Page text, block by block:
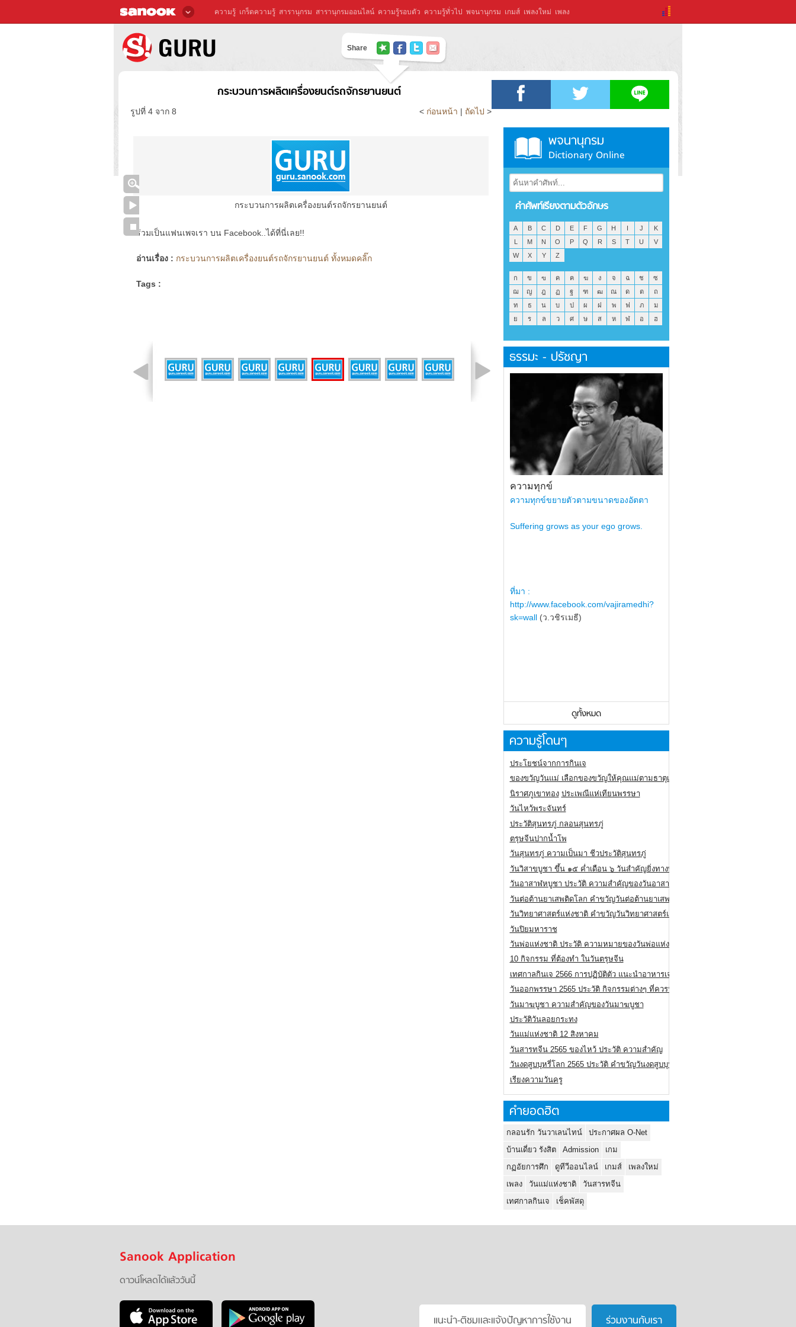
ความรู้ เกร็ดความรู้ สารานุกรม สารานุกรมออนไลน์ ความรู้รอบตัว ความรู้ทั่วไป พจนานุกรม เกมส์ เพลงใหม่ เพลง
Share
กระบวนการผลิตเครื่องยนต์รถจักรยานยนต์
รูปที่ 4 จาก 8 < ก่อนหน้า | ถัดไป >
กระบวนการผลิตเครื่องยนต์รถจักรยานยนต์
ร่วมเป็นแฟนเพจเรา บน Facebook..ได้ที่นี่เลย!!
อ่านเรื่อง : กระบวนการผลิตเครื่องยนต์รถจักรยานยนต์ ทั้งหมดคลิ๊ก
Tags :
พจนานุกรม
Dictionary Online
คำศัพท์เรียงตามตัวอักษร
A B C D E F G H I J
K
L
M N O P Q R S T U
V
W
X Y Z
ก ข ฃ ค ฅ ฆ ง จ ฉ ช
ซ
ฌ
ญ ฎ ฏ ฐ ฑ ฒ ณ ด ต
ถ
ท
ธ น บ ป ผ ฝ พ ฟ ภ
ม
ย
ร ล ว ศ ษ ส ห ฬ อ ฮ
ธรรมะ - ปรัชญา
ความทุกข์
ความทุกข์ขยายตัวตามขนาดของอัตตา
Suffering grows as your ego grows.
ที่มา :
http://www.facebook.com/vajiramedhi?
sk=wall (ว.วชิรเมธี)
ดูทั้งหมด
ความรู้โดนๆ
ประโยชน์จากการกินเจ
ของขวัญวันแม่ เลือกของขวัญให้คุณแม่ตามธาตุเกิด
นิราศภูเขาทอง ประเพณีแห่เทียนพรรษา
วันไหว้พระจันทร์
ประวัติสุนทรภู่ กลอนสุนทรภู่
ตรุษจีนปากน้ำโพ
วันสุนทรภู่ ความเป็นมา ชีวประวัติสุนทรภู่
วันวิสาขบูชา ขึ้น ๑๕ ค่ำเดือน ๖ วันสำคัญยิ่งทางพระพุทธศาสนา
วันอาสาฬหบูชา ประวัติ ความสําคัญของวันอาสาฬหบูชา
วันต่อต้านยาเสพติดโลก คำขวัญวันต่อต้านยาเสพติดสากล
วันวิทยาศาสตร์แห่งชาติ คำขวัญวันวิทยาศาสตร์แห่งชาติ
วันปิยมหาราช
วันพ่อแห่งชาติ ประวัติ ความหมายของวันพ่อแห่งชาติ
10 กิจกรรม ที่ต้องทำ ในวันตรุษจีน
เทศกาลกินเจ 2566 การปฏิบัติตัว แนะนำอาหารเจ
วันออกพรรษา 2565 ประวัติ กิจกรรมต่างๆ ที่ควรปฏิบัติ
วันมาฆบูชา ความสำคัญของวันมาฆบูชา
ประวัติวันลอยกระทง
วันแม่แห่งชาติ 12 สิงหาคม
วันสารทจีน 2565 ของไหว้ ประวัติ ความสำคัญ
วันงดสูบบุหรี่โลก 2565 ประวัติ คำขวัญวันงดสูบบุหรี่โลก
เรียงความวันครู
คำยอดฮิต
กลอนรัก วันวาเลนไทน์
ประกาศผล O-Net
บ้านเดี่ยว รังสิต
Admission
เกม
กฏอัยการศึก
ดูทีวีออนไลน์ เกมส์
เพลงใหม่
เพลง
วันแม่แห่งชาติ
วันสารทจีน
เทศกาลกินเจ
เช็คพัสดุ
Sanook Application
ดาวน์โหลดได้แล้ววันนี้
แนะนำ-ติชมเเละแจ้งปัญหาการใช้งาน ร่วมงานกับเรา